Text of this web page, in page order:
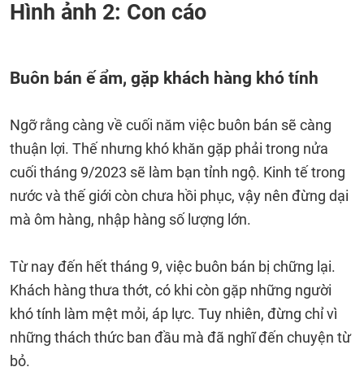
Hình ảnh 2: Con cáo
Buôn bán ế ẩm, gặp khách hàng khó tính
Ngỡ rằng càng về cuối năm việc buôn bán sẽ càng
thuận lợi. Thế nhưng khó khăn gặp phải trong nửa
cuối tháng 9/2023 sẽ làm bạn tỉnh ngộ. Kinh tế trong
nước và thế giới còn chưa hồi phục, vậy nên đừng dại
mà ôm hàng, nhập hàng số lượng lớn.
Từ nay đến hết tháng 9, việc buôn bán bị chững lại.
Khách hàng thưa thớt, có khi còn gặp những người
khó tính làm mệt mỏi, áp lực. Tuy nhiên, đừng chỉ vì
những thách thức ban đầu mà đã nghĩ đến chuyện từ
bỏ.